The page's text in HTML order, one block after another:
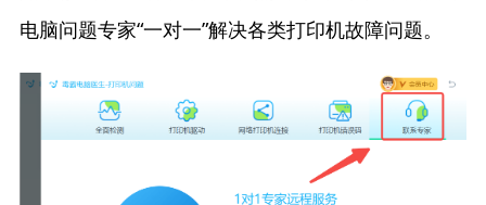
电脑问题专家“一对一”解决各类打印机故障问题。